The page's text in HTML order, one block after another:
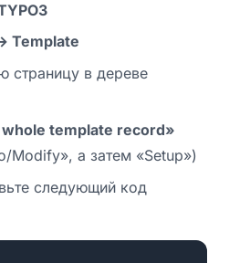
Template
страницу в дереве
template record»
Modify», а затем «Setup»)
следующий код